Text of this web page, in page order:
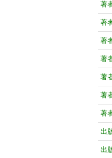
著
著
著
著
著
著
著
出
出